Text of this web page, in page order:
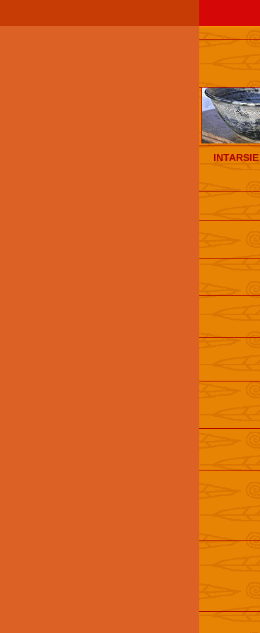
INTARSIE